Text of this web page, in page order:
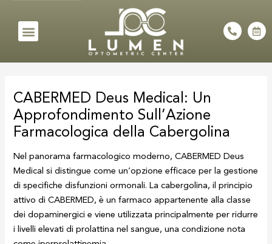
content
Menu
P
h
e
C
a
n
CABERMED Deus Medical: Un
Approfondimento Sull’Azione
Farmacologica della Cabergolina
Nel panorama farmacologico moderno, CABERMED Deus
Medical si distingue come un’opzione efficace per la gestione
di specifiche disfunzioni ormonali. La cabergolina, il principio
attivo di CABERMED, è un farmaco appartenente alla classe
dei dopaminergici e viene utilizzata principalmente per ridurre
i livelli elevati di prolattina nel sangue, una condizione nota